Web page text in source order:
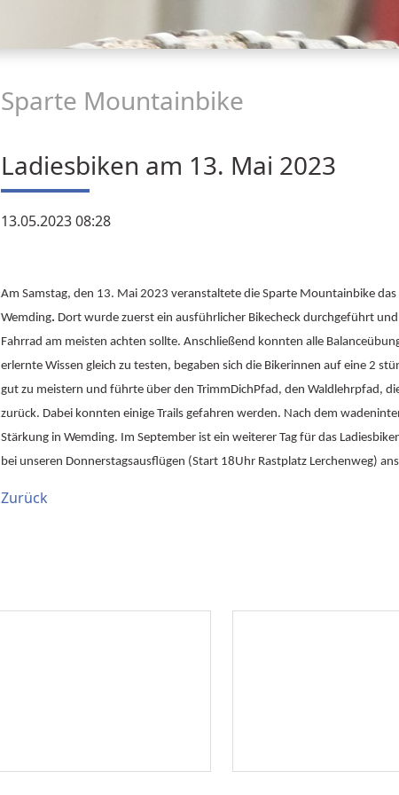
Sparte Mountainbike
Ladiesbiken am 13. Mai 2023
13.05.2023 08:28
Am Samstag, den 13. Mai 2023 veranstaltete die Sparte Mountainbike das
Wemding. Dort wurde zuerst ein ausführlicher Bikecheck durchgeführt
Fahrrad am meisten achten sollte. Anschließend konnten alle
erlernte Wissen gleich zu testen, begaben sich die Bikerinnen auf eine 2
gut zu meistern und führte über den TrimmDichPfad, den Waldlehrpfad,
zurück. Dabei konnten einige Trails gefahren werden. Nach dem
Stärkung in Wemding. Im September ist ein weiterer Tag für das
bei unseren Donnerstagsausflügen (Start 18Uhr Rastplatz Lerchenweg)
Zurück